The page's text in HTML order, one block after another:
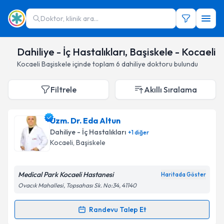
Doktor, klinik ara...
Dahiliye - İç Hastalıkları, Başiskele - Kocaeli
Kocaeli Başiskele içinde toplam 6 dahiliye doktoru bulundu
Filtrele Akıllı Sıralama
Uzm. Dr. Eda Altun
Dahiliye - İç Hastalıkları +1diğer
Kocaeli, Başiskele
Medical Park Kocaeli Hastanesi Haritada Göster
Ovacık Mahallesi, Topsahası Sk. No:34, 41140
Randevu Talep Et
Randevu Takvimi Talebi